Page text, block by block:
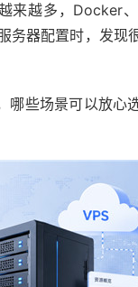
来越多，Docker
务器配置时，发现
哪些场景可以放心